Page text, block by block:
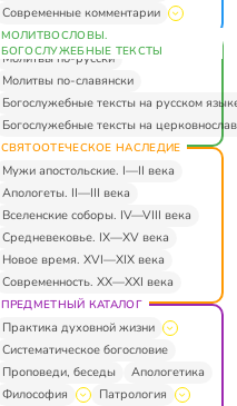
Современные комментарии
МОЛИТВОСЛОВЫ.
БОГОСЛУЖЕБНЫЕ ТЕКСТЫ
Молитвы по-русски
Молитвы по-славянски
Богослужебные тексты на русском
Богослужебные тексты на
СВЯТООТЕЧЕСКОЕ НАСЛЕДИЕ
Мужи апостольские. I—II века
Апологеты. II—III века
Вселенские соборы. IV—VIII века
Средневековье. IX—XV века
Новое время. XVI—XIX века
Современность. XX—XXI века
ПРЕДМЕТНЫЙ КАТАЛОГ
Практика духовной жизни
Систематическое богословие
Проповеди, беседы
Апологетика
Философия
Патрология